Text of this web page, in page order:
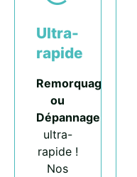
Ultra-
rapide
Remorquage
ou
Dépannage
ultra-
rapide !
Nos